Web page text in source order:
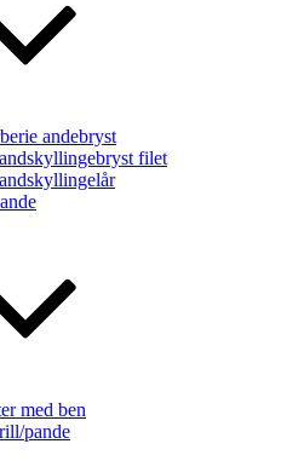
andebryst
filet
med ben
pande